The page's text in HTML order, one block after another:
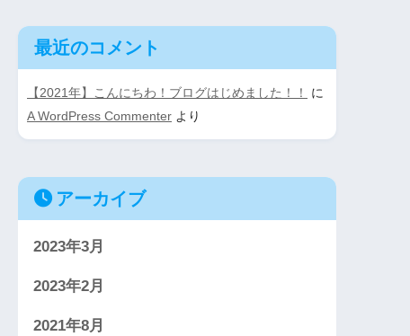
最近のコメント
【2021年】こんにちわ！ブログはじめました！！
に
A WordPress Commenter より
アーカイブ
2023年3月
2023年2月
2021年8月